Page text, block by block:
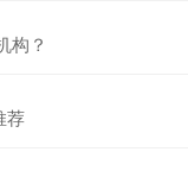
者的资金，从而提高
构？
荐